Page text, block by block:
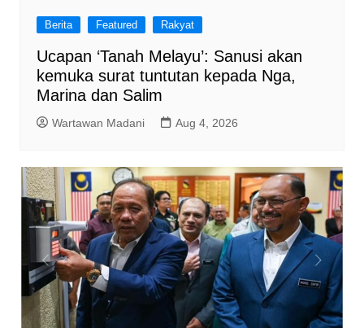
Berita Featured Rakyat
Ucapan ‘Tanah Melayu’: Sanusi akan
kemuka surat tuntutan kepada Nga,
Marina dan Salim
Wartawan Madani Aug 4, 2026